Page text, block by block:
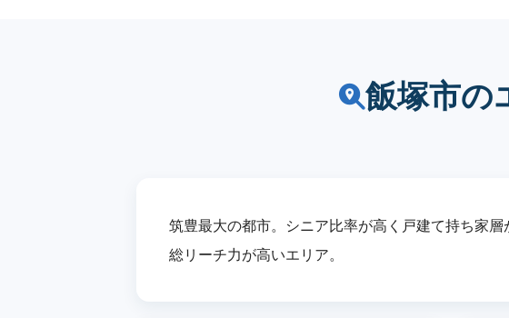
飯塚市の
筑豊最大の都市。シニア比率が高く戸建て持ち家
総リーチ力が高いエリア。